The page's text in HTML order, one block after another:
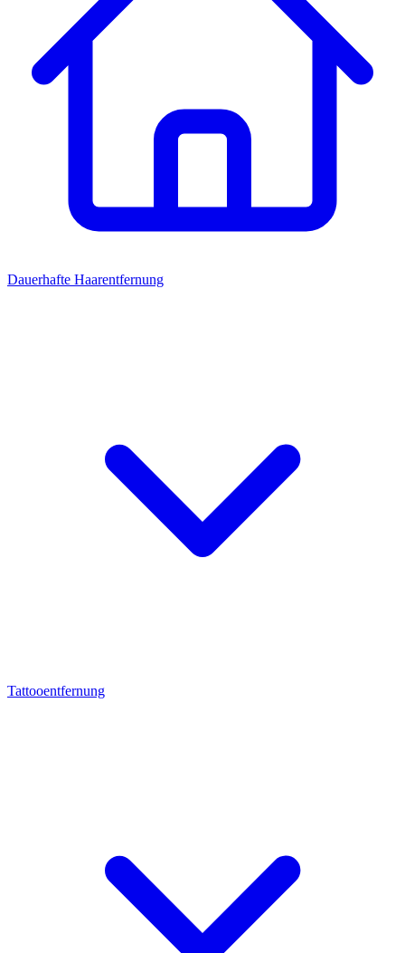
Dauerhafte Haarentfernung
Tattooentfernung